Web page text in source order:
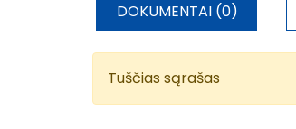
DOKUMENTAI (0)
Tuščias sąrašas